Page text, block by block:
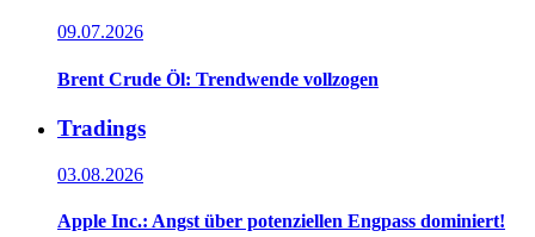
09.07.2026
Brent Crude Öl: Trendwende vollzogen
Tradings
03.08.2026
Apple Inc.: Angst über potenziellen Engpass dominiert!